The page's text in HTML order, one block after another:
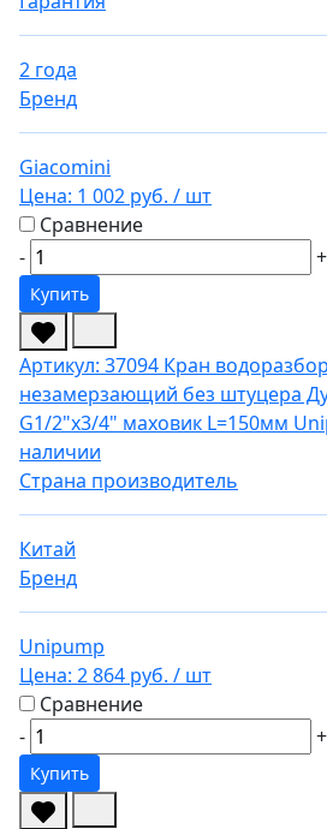
2 года
Бренд
Giacomini
Цена: 1 002 руб. / шт
Сравнение
-
+
Купить
Артикул: 37094 Кран
незамерзающий без штуцера
G1/2"х3/4" маховик L=150мм
наличии
Страна производитель
Китай
Бренд
Unipump
Цена: 2 864 руб. / шт
Сравнение
-
+
Купить